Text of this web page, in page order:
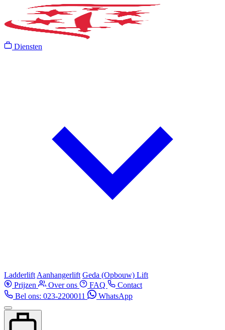
Diensten
Ladderlift Aanhangerlift Geda (Opbouw) Lift
Prijzen
Over ons FAQ
Contact
Bel ons: 023-2200011
WhatsApp